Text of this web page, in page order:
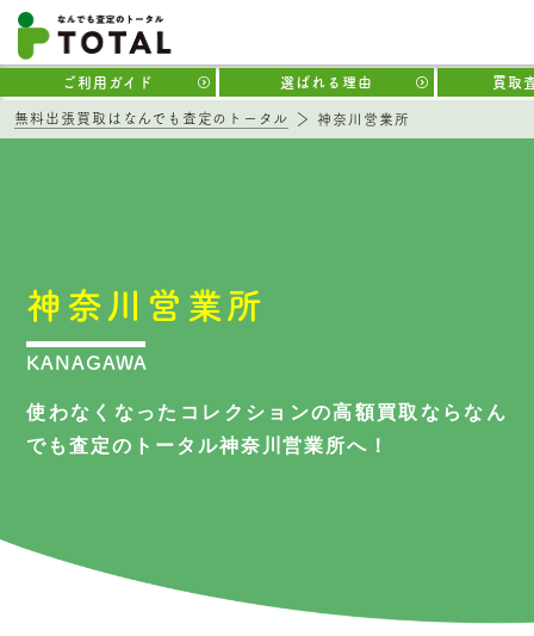
ご利用ガイド 選ばれる理由 買取
無料出張買取はなんでも査定のトータル 神奈川営業所
神奈川営業所
KANAGAWA
使わなくなったコレクションの高額買取ならなん
でも査定のトータル神奈川営業所へ！